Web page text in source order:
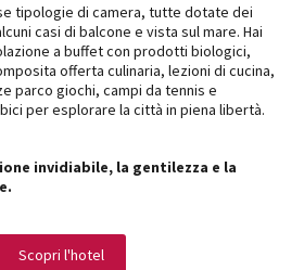
tipologie di camera, tutte dotate dei
casi di balcone e vista sul mare. Hai
a buffet con prodotti biologici,
offerta culinaria, lezioni di cucina,
parco giochi, campi da tennis e
per esplorare la città in piena libertà.
invidiabile, la gentilezza e la
Scopri l'hotel